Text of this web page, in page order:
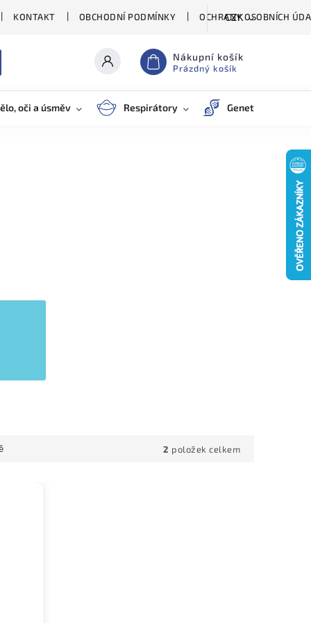
KONTAKT OBCHODNÍ PODMÍNKY OCHRANY OSOBNÍCH
CZK
Nákupní košík
Prázdný košík
oči a úsměv Respirátory Genetické testy
2 položek celkem